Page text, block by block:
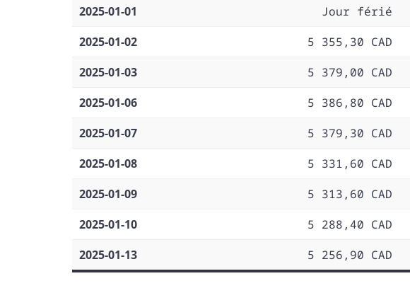
2025-01-01
Jour férié
2025-01-02
5 355,30 CAD
2025-01-03
5 379,00 CAD
2025-01-06
5 386,80 CAD
2025-01-07
5 379,30 CAD
2025-01-08
5 331,60 CAD
2025-01-09
5 313,60 CAD
2025-01-10
5 288,40 CAD
2025-01-13
5 256,90 CAD